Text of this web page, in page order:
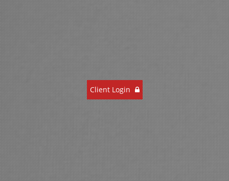
Client Login